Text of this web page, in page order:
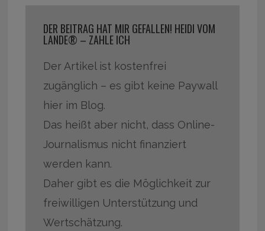
DER BEITRAG HAT MIR GEFALLEN! HEIDI VOM
LANDE® – ZAHLE ICH
Der Artikel ist kostenfrei
zugänglich – es gibt keine Paywall
hier im Blog.
Das heißt aber nicht, dass Online-
Journalismus nicht finanziert
werden kann.
Daher gibt es die Möglichkeit zur
freiwilligen Unterstützung und
Wertschätzung.